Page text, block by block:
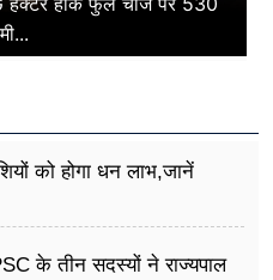
को होगा धन लाभ,जानें
के तीन सदस्यों ने राज्यपाल